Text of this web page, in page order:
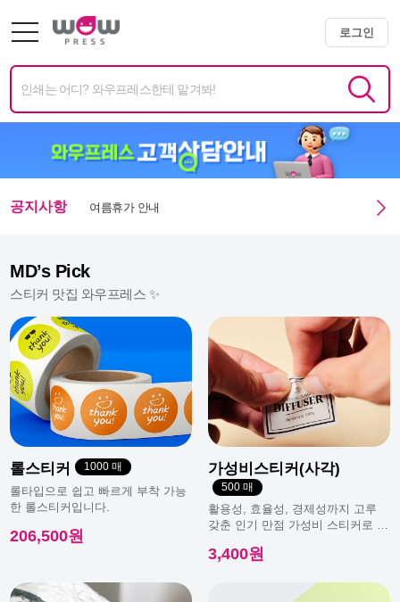
로그인
공지사항
광복절 휴무안내
엑스트라 매쉬멜로우 350g 주문 정상화 안내
미니배너 임시 생산 중단 안내
여름휴가 안내
MD’s Pick
스티커 맛집 와우프레스 ✨
롤스티커 1000 매
롤타입으로 쉽고 빠르게 부착 가능
한 롤스티커입니다.
206,500원
가성비스티커(사각)
500 매
활용성, 효율성, 경제성까지 고루
갖춘 인기 만점 가성비 스티커로 일
3,400원